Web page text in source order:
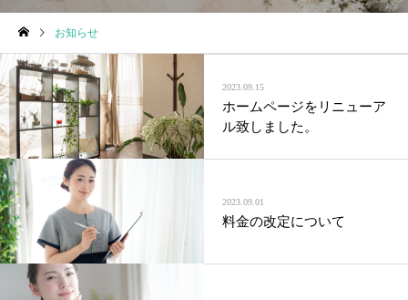
お知らせ
2023.09.15
ホームページをリニューア
ル致しました。
2023.09.01
料金の改定について